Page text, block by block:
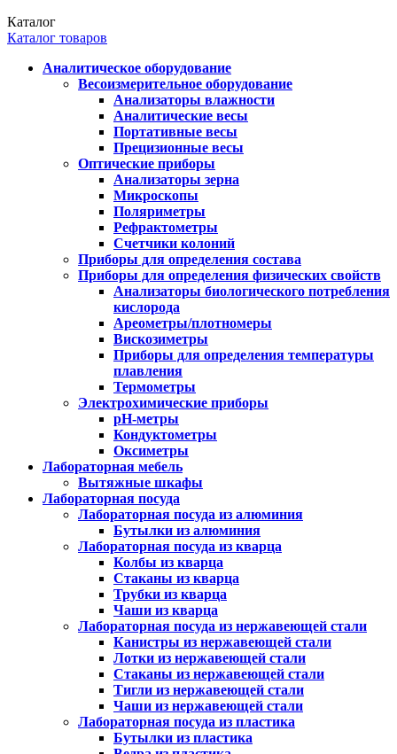
Каталог
Каталог товаров
Аналитическое оборудование
Весоизмерительное оборудование
Анализаторы влажности
Аналитические весы
Портативные весы
Прецизионные весы
Оптические приборы
Анализаторы зерна
Микроскопы
Поляриметры
Рефрактометры
Счетчики колоний
Приборы для определения состава
Приборы для определения физических свойств
Анализаторы биологического потребления
кислорода
Ареометры/плотномеры
Вискозиметры
Приборы для определения температуры
плавления
Термометры
Электрохимические приборы
pH-метры
Кондуктометры
Оксиметры
Лабораторная мебель
Вытяжные шкафы
Лабораторная посуда
Лабораторная посуда из алюминия
Бутылки из алюминия
Лабораторная посуда из кварца
Колбы из кварца
Стаканы из кварца
Трубки из кварца
Чаши из кварца
Лабораторная посуда из нержавеющей стали
Канистры из нержавеющей стали
Лотки из нержавеющей стали
Стаканы из нержавеющей стали
Тигли из нержавеющей стали
Чаши из нержавеющей стали
Лабораторная посуда из пластика
Бутылки из пластика